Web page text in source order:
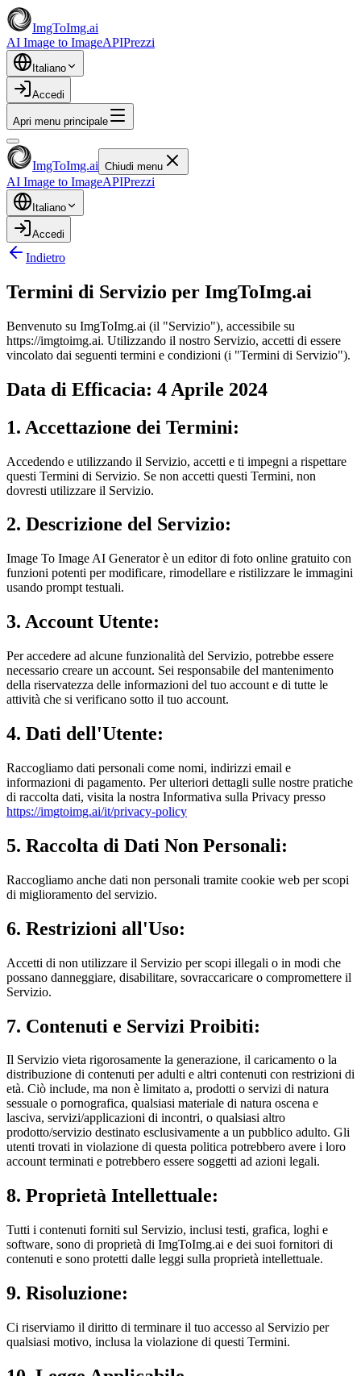
ImgToImg.ai
AI Image to ImageAPIPrezzi
Italiano
Accedi
Apri menu principale
ImgToImg.ai Chiudi menu
AI Image to ImageAPIPrezzi
Italiano
Accedi
Indietro
Termini di Servizio per ImgToImg.ai
Benvenuto su ImgToImg.ai (il "Servizio"), accessibile su
https://imgtoimg.ai. Utilizzando il nostro Servizio, accetti di essere
vincolato dai seguenti termini e condizioni (i "Termini di Servizio").
Data di Efficacia: 4 Aprile 2024
1. Accettazione dei Termini:
Accedendo e utilizzando il Servizio, accetti e ti impegni a rispettare
questi Termini di Servizio. Se non accetti questi Termini, non
dovresti utilizzare il Servizio.
2. Descrizione del Servizio:
Image To Image AI Generator è un editor di foto online gratuito con
funzioni potenti per modificare, rimodellare e ristilizzare le immagini
usando prompt testuali.
3. Account Utente:
Per accedere ad alcune funzionalità del Servizio, potrebbe essere
necessario creare un account. Sei responsabile del mantenimento
della riservatezza delle informazioni del tuo account e di tutte le
attività che si verificano sotto il tuo account.
4. Dati dell'Utente:
Raccogliamo dati personali come nomi, indirizzi email e
informazioni di pagamento. Per ulteriori dettagli sulle nostre pratiche
di raccolta dati, visita la nostra Informativa sulla Privacy presso
https://imgtoimg.ai/it/privacy-policy
5. Raccolta di Dati Non Personali:
Raccogliamo anche dati non personali tramite cookie web per scopi
di miglioramento del servizio.
6. Restrizioni all'Uso:
Accetti di non utilizzare il Servizio per scopi illegali o in modi che
possano danneggiare, disabilitare, sovraccaricare o compromettere il
Servizio.
7. Contenuti e Servizi Proibiti:
Il Servizio vieta rigorosamente la generazione, il caricamento o la
distribuzione di contenuti per adulti e altri contenuti con restrizioni di
età. Ciò include, ma non è limitato a, prodotti o servizi di natura
sessuale o pornografica, qualsiasi materiale di natura oscena e
lasciva, servizi/applicazioni di incontri, o qualsiasi altro
prodotto/servizio destinato esclusivamente a un pubblico adulto. Gli
utenti trovati in violazione di questa politica potrebbero avere i loro
account terminati e potrebbero essere soggetti ad azioni legali.
8. Proprietà Intellettuale:
Tutti i contenuti forniti sul Servizio, inclusi testi, grafica, loghi e
software, sono di proprietà di ImgToImg.ai e dei suoi fornitori di
contenuti e sono protetti dalle leggi sulla proprietà intellettuale.
9. Risoluzione:
Ci riserviamo il diritto di terminare il tuo accesso al Servizio per
qualsiasi motivo, inclusa la violazione di questi Termini.